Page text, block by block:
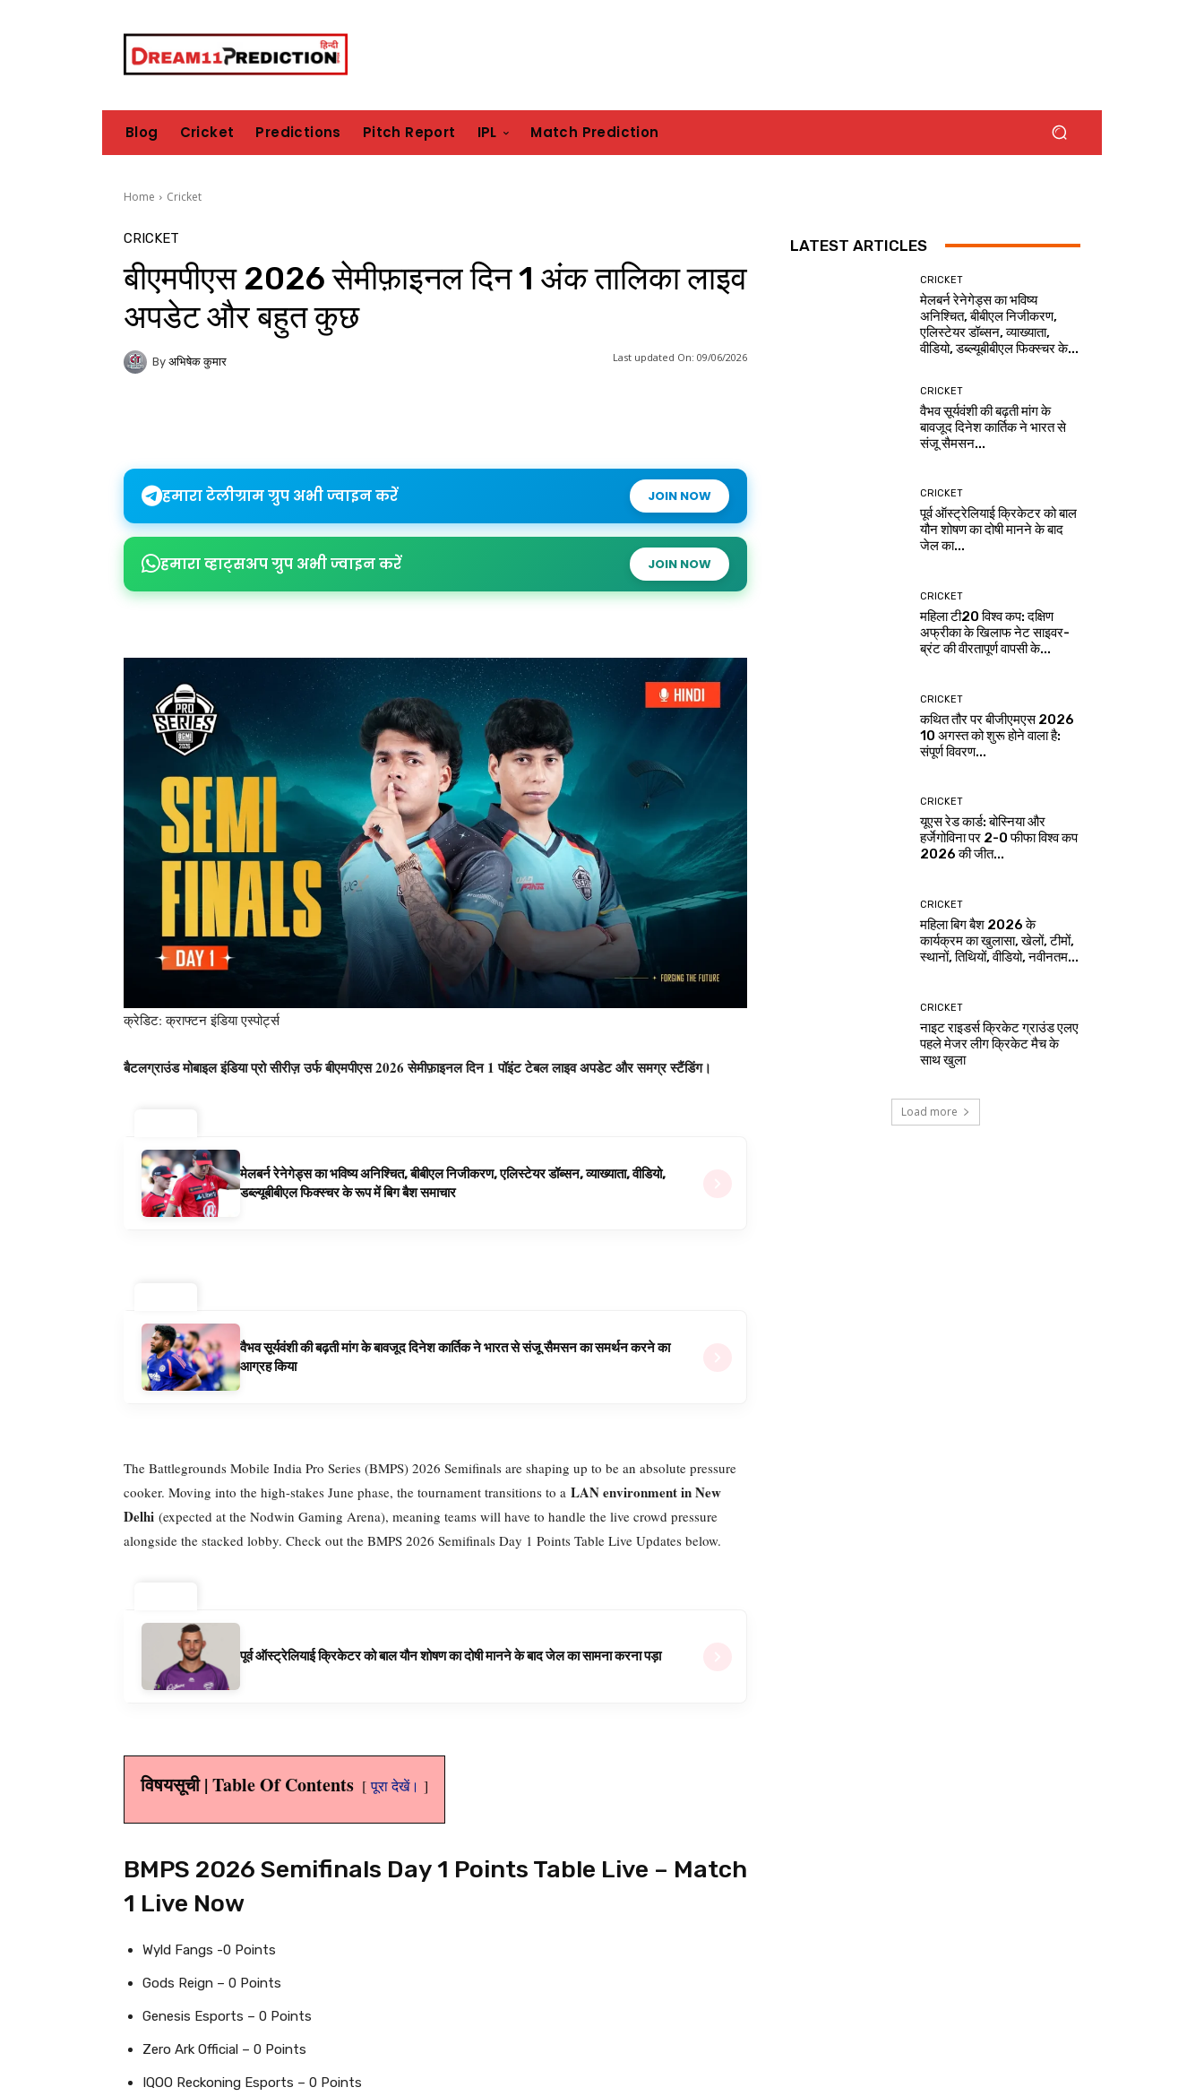
Blog Cricket Predictions Pitch Report IPL Match Prediction
Home Cricket
CRICKET
बीएमपीएस 2026 सेमीफ़ाइनल दिन 1 अंक तालिका लाइव
अपडेट और बहुत कुछ
By अभिषेक कुमार Last updated On: 09/06/2026
हमारा टेलीग्राम ग्रुप अभी ज्वाइन करें JOIN NOW
हमारा व्हाट्सअप ग्रुप अभी ज्वाइन करें JOIN NOW
क्रेडिट: क्राफ्टन इंडिया एस्पोर्ट्स
बैटलग्राउंड मोबाइल इंडिया प्रो सीरीज़ उर्फ ​​बीएमपीएस 2026 सेमीफ़ाइनल दिन 1 पॉइंट टेबल लाइव अपडेट और समग्र स्टैंडिंग।
मेलबर्न रेनेगेड्स का भविष्य अनिश्चित, बीबीएल निजीकरण, एलिस्टेयर डॉब्सन, व्याख्याता, वीडियो,
डब्ल्यूबीबीएल फिक्स्चर के रूप में बिग बैश समाचार
वैभव सूर्यवंशी की बढ़ती मांग के बावजूद दिनेश कार्तिक ने भारत से संजू सैमसन का समर्थन करने का
आग्रह किया
The Battlegrounds Mobile India Pro Series (BMPS) 2026 Semifinals are shaping up to be an absolute pressure
cooker. Moving into the high-stakes June phase, the tournament transitions to a LAN environment in New
Delhi (expected at the Nodwin Gaming Arena), meaning teams will have to handle the live crowd pressure
alongside the stacked lobby. Check out the BMPS 2026 Semifinals Day 1 Points Table Live Updates below.
पूर्व ऑस्ट्रेलियाई क्रिकेटर को बाल यौन शोषण का दोषी मानने के बाद जेल का सामना करना पड़ा
विषयसूची | Table Of Contents पूरा देखें।
BMPS 2026 Semifinals Day 1 Points Table Live – Match
1 Live Now
Wyld Fangs -0 Points
Gods Reign – 0 Points
Genesis Esports – 0 Points
Zero Ark Official – 0 Points
IQOO Reckoning Esports – 0 Points
LATEST ARTICLES
CRICKET
मेलबर्न रेनेगेड्स का भविष्य
अनिश्चित, बीबीएल निजीकरण,
एलिस्टेयर डॉब्सन, व्याख्याता,
वीडियो, डब्ल्यूबीबीएल फिक्स्चर के...
CRICKET
वैभव सूर्यवंशी की बढ़ती मांग के
बावजूद दिनेश कार्तिक ने भारत से
संजू सैमसन...
CRICKET
पूर्व ऑस्ट्रेलियाई क्रिकेटर को बाल
यौन शोषण का दोषी मानने के बाद
जेल का...
CRICKET
महिला टी20 विश्व कप: दक्षिण
अफ्रीका के खिलाफ नेट साइवर-
ब्रंट की वीरतापूर्ण वापसी के...
CRICKET
कथित तौर पर बीजीएमएस 2026
10 अगस्त को शुरू होने वाला है:
संपूर्ण विवरण...
CRICKET
यूएस रेड कार्ड: बोस्निया और
हर्जेगोविना पर 2-0 फीफा विश्व कप
2026 की जीत...
CRICKET
महिला बिग बैश 2026 के
कार्यक्रम का खुलासा, खेलों, टीमों,
स्थानों, तिथियों, वीडियो, नवीनतम...
CRICKET
नाइट राइडर्स क्रिकेट ग्राउंड एलए
पहले मेजर लीग क्रिकेट मैच के
साथ खुला
Load more